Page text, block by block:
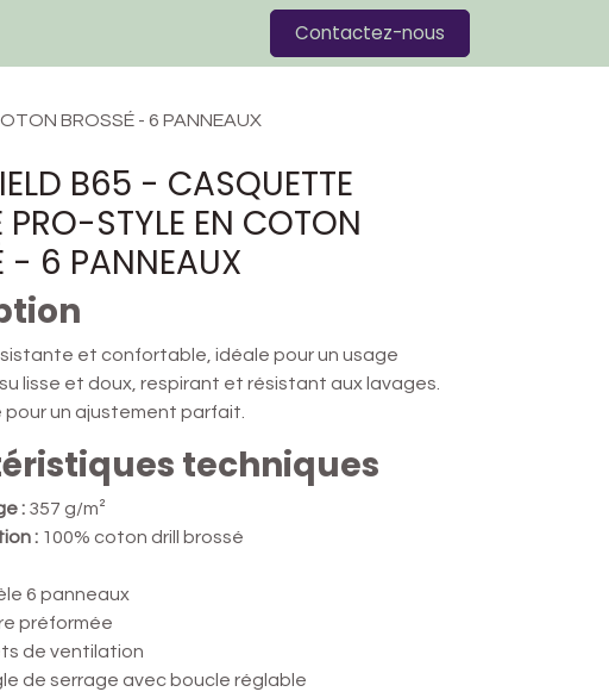
Contactez-nous
BROSSÉ - 6 PANNEAUX
B65 - CASQUETTE
STYLE EN COTON
- 6 PANNEAUX
et confortable, idéale pour un usage
lisse et doux, respirant et résistant aux lavages.
pour un ajustement parfait.
techniques
: 357 g/m²
: 100% coton drill brossé
6 panneaux
préformée
de ventilation
de serrage avec boucle réglable